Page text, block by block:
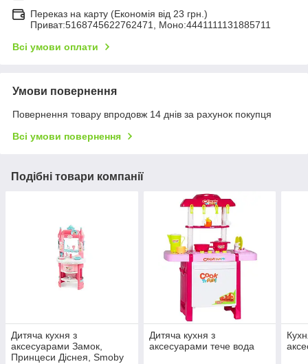
Переказ на карту (Економія від 23 грн.)
Приват:5168745622762471, Моно:4441111131885711
Всі умови оплати
Умови повернення
Повернення товару впродовж 14 днів за рахунок покупця
Всі умови повернення
Подібні товари компанії
Дитяча кухня з
аксесуарами Замок,
Принцеси Діснея, Smoby
Дитяча кухня з
аксесуарами тече вода